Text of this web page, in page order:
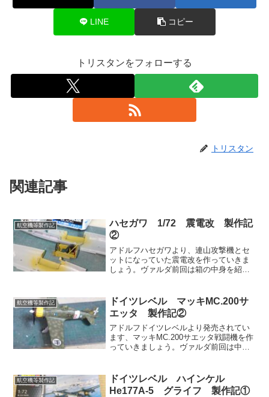
LINE コピー
トリスタンをフォローする
トリスタン
関連記事
航空機等製作記
ハセガワ 1/72 震電改 製作記
②
アドルフハセガワより、連山攻撃機とセ
ットになっていた震電改を作っていきま
しょう。ヴァルダ前回は箱の中身を紹介
ーナほとんどの内容はハセガワD帯で発売
されている、原型の震電と...
航空機等製作記
ドイツレベル マッキMC.200サ
エッタ 製作記②
アドルフドイツレベルより発売されてい
ます、マッキMC.200サエッタ戦闘機を作
っていきましょう。ヴァルダ前回は中身
一だけど、収録された塗装が異なる。今
回はその塗装やマー...
航空機等製作記
ドイツレベル ハインケル
He177A-5 グライフ 製作記①